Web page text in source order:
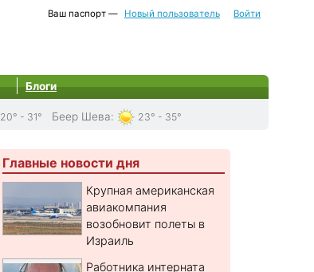
Ваш паспорт — Новый пользователь Войти
Блоги
20° - 31° Беер Шева: 23° - 35°
Главные новости дня
Крупная американская
авиакомпания
возобновит полеты в
Израиль
Работника интерната